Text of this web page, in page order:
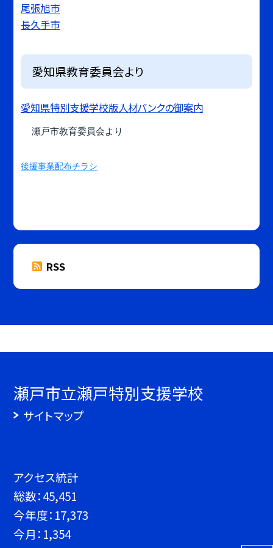
尾張旭市
長久手市
愛知県教育委員会より
愛知県特別支援学校版人材バンクの御案内
瀬戸市教育委員会より
後援事業配布チラシ
RSS
瀬戸市立瀬戸特別支援学校
サイトマップ
アクセス統計
総数：45,451
今年度： 17,373
今月： 1,354